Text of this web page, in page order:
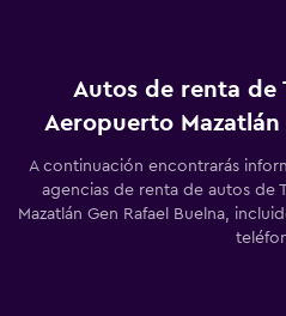
Autos de renta de
Aeropuerto Mazatlán
A continuación encontrarás
agencias de renta de autos de
Mazatlán Gen Rafael Buelna,